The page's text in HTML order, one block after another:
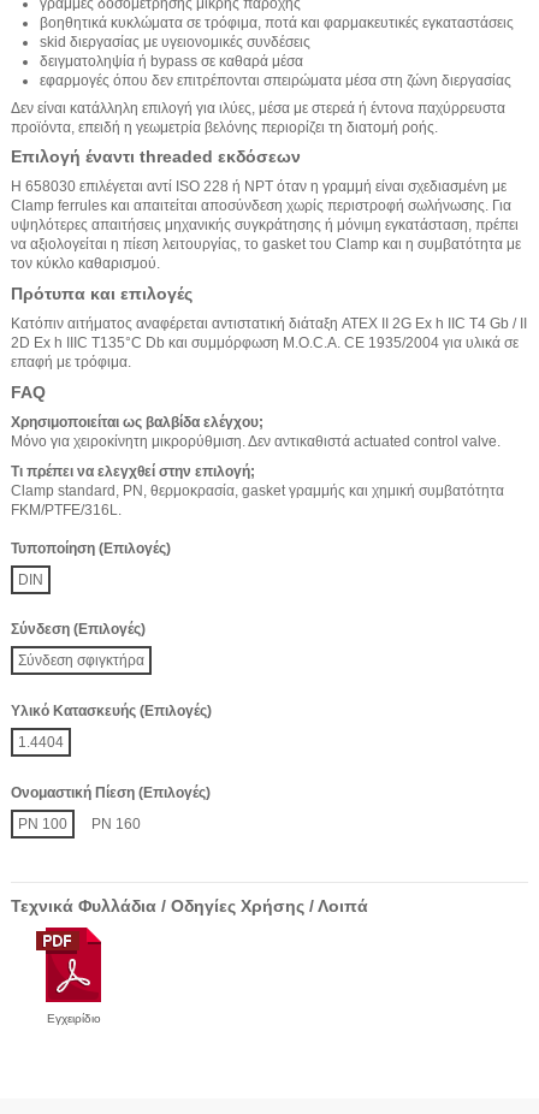
βοηθητικά κυκλώματα σε τρόφιμα, ποτά και φαρμακευτικές εγκαταστάσεις
skid διεργασίας με υγειονομικές συνδέσεις
δειγματοληψία ή bypass σε καθαρά μέσα
εφαρμογές όπου δεν επιτρέπονται σπειρώματα μέσα στη ζώνη διεργασίας
Δεν είναι κατάλληλη επιλογή για ιλύες, μέσα με στερεά ή έντονα παχύρρευστα
προϊόντα, επειδή η γεωμετρία βελόνης περιορίζει τη διατομή ροής.
Επιλογή έναντι threaded εκδόσεων
Η 658030 επιλέγεται αντί ISO 228 ή NPT όταν η γραμμή είναι σχεδιασμένη με
Clamp ferrules και απαιτείται αποσύνδεση χωρίς περιστροφή σωλήνωσης. Για
υψηλότερες απαιτήσεις μηχανικής συγκράτησης ή μόνιμη εγκατάσταση, πρέπει
να αξιολογείται η πίεση λειτουργίας, το gasket του Clamp και η συμβατότητα με
τον κύκλο καθαρισμού.
Πρότυπα και επιλογές
Κατόπιν αιτήματος αναφέρεται αντιστατική διάταξη ATEX II 2G Ex h IIC T4 Gb / II
2D Ex h IIIC T135°C Db και συμμόρφωση M.O.C.A. CE 1935/2004 για υλικά σε
επαφή με τρόφιμα.
FAQ
Χρησιμοποιείται ως βαλβίδα ελέγχου;
Μόνο για χειροκίνητη μικρορύθμιση. Δεν αντικαθιστά actuated control valve.
Τι πρέπει να ελεγχθεί στην επιλογή;
Clamp standard, PN, θερμοκρασία, gasket γραμμής και χημική συμβατότητα
FKM/PTFE/316L.
Τυποποίηση (Επιλογές)
DIN
Σύνδεση (Επιλογές)
Σύνδεση σφιγκτήρα
Υλικό Κατασκευής (Επιλογές)
1.4404
Ονομαστική Πίεση (Επιλογές)
PN 100
PN 160
Τεχνικά Φυλλάδια / Οδηγίες Χρήσης / Λοιπά
Εγχειρίδιο